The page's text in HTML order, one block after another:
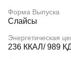
Форма Выпуска
Слайсы
Энергетическая
236 ККАЛ/ 989